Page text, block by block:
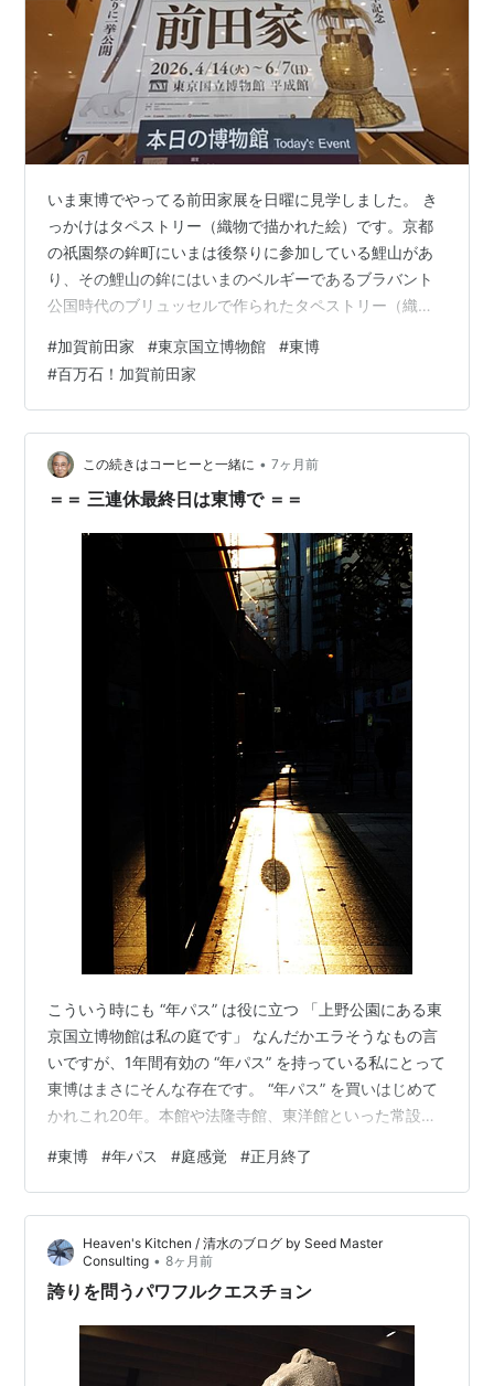
いま東博でやってる前田家展を日曜に見学しました。 き
っかけはタペストリー（織物で描かれた絵）です。京都
の祇園祭の鉾町にいまは後祭りに参加している鯉山があ
り、その鯉山の鉾にはいまのベルギーであるブラバント
公国時代のブリュッセルで作られたタペストリー（織物
都にあるのか？は（ほんとは横に置いておくのは惜しい
ものの）横に置いておくとして、そのタペストリーはも
ともとは5枚シリーズで日本に来たようでそのうち、焼損
して現存しないものの芝の増上寺に1枚、鯉山に1枚、加
賀藩前田家に1枚という具合に分散していました。以前鯉
山のものを見学したことがあり、今回加賀藩が…
#加賀前田家 #東京国立博物館 #東博
#百万石！加賀前田家
この続きはコーヒーと一緒に • 7ヶ月前
＝＝ 三連休最終日は東博で ＝＝
こういう時にも “年パス” は役に立つ 「上野公園にある東
京国立博物館は私の庭です」 なんだかエラそうなもの言
いですが、1年間有効の “年パス” を持っている私にとって
東博はまさにそんな存在です。 “年パス” を買いはじめて
かれこれ20年。本館や法隆寺館、東洋館といった常設展
在。いまではすっかり「庭感覚」で楽しめるようになり
ました。 イライラしたり、モヤモヤしたりしたときには
自転車に乗ってフラッと出掛けて、仏像や工芸品を見て
いるうちに何故か心が落ち着いてくる場所なんてそうそ
う見つかるものではありません。ですが、数百年の時を
飛び越えて今に行きてい…
#東博 #年パス #庭感覚 #正月終了
Heaven's Kitchen / 清水のブログ by Seed Master
Consulting • 8ヶ月前
誇りを問うパワフルクエスチョン